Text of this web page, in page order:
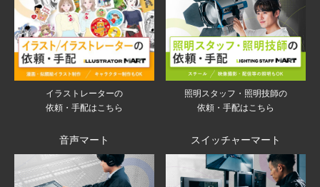
イラストレーターの
依頼・手配はこちら
照明スタッフ・照明技師の
依頼・手配はこちら
音声マート スイッチャーマート